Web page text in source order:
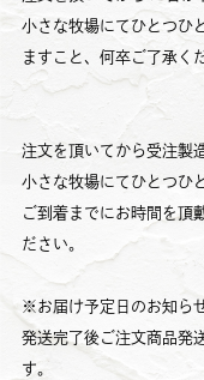
小さな牧場にてひとつひ
ますこと、何卒ご了承く
注文を頂いてから受注製
小さな牧場にてひとつひ
ご到着までにお時間を頂
ださい。
※お届け予定日のお知ら
発送完了後ご注文商品発
す。